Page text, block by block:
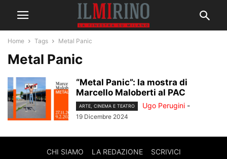
Home Tags Metal Panic
Metal Panic
“Metal Panic”: la mostra di
Marcello Maloberti al PAC
ARTE, CINEMA E TEATRO Ugo Perugini -
19 Dicembre 2024
CHI SIAMO LA REDAZIONE SCRIVICI